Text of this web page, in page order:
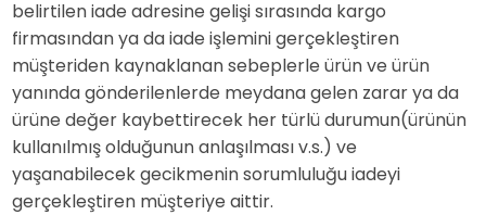
belirtilen iade adresine gelişi sırasında kargo
firmasından ya da iade işlemini gerçekleştiren
müşteriden kaynaklanan sebeplerle ürün ve ürün
yanında gönderilenlerde meydana gelen zarar ya da
ürüne değer kaybettirecek her türlü durumun(ürünün
kullanılmış olduğunun anlaşılması v.s.) ve
yaşanabilecek gecikmenin sorumluluğu iadeyi
gerçekleştiren müşteriye aittir.